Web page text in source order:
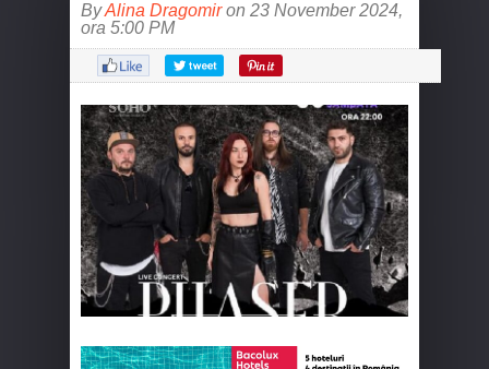
ByAlina Dragomiron 23 November 2024,
ora 5:00 PM